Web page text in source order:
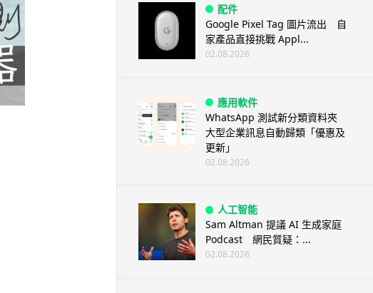
配件
Google Pixel Tag 圖片流出 自
家產品直接挑戰 Appl...
02.08.2026
應用軟件
WhatsApp 測試新分類資料夾
大型企業訊息自動歸類「優惠及
更新」
02.08.2026
人工智能
Sam Altman 提議 AI 生成家庭
Podcast 網民質疑：...
02.08.2026